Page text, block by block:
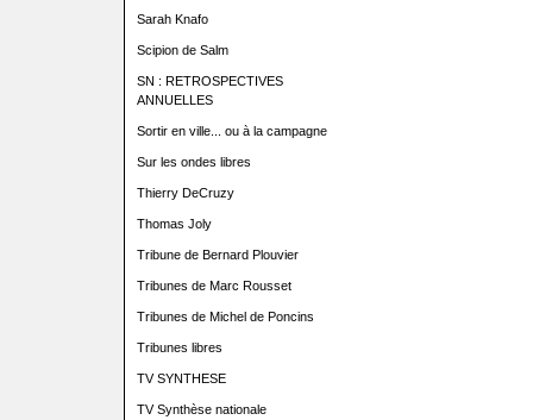
Sarah Knafo
Scipion de Salm
SN : RETROSPECTIVES
ANNUELLES
Sortir en ville... ou à la campagne
Sur les ondes libres
Thierry DeCruzy
Thomas Joly
Tribune de Bernard Plouvier
Tribunes de Marc Rousset
Tribunes de Michel de Poncins
Tribunes libres
TV SYNTHESE
TV Synthèse nationale